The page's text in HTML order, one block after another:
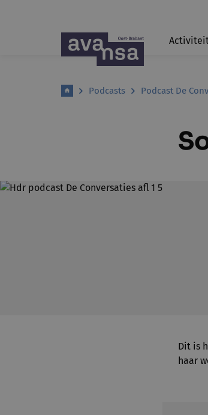
Podcasts Podcast De
Dit is
haar